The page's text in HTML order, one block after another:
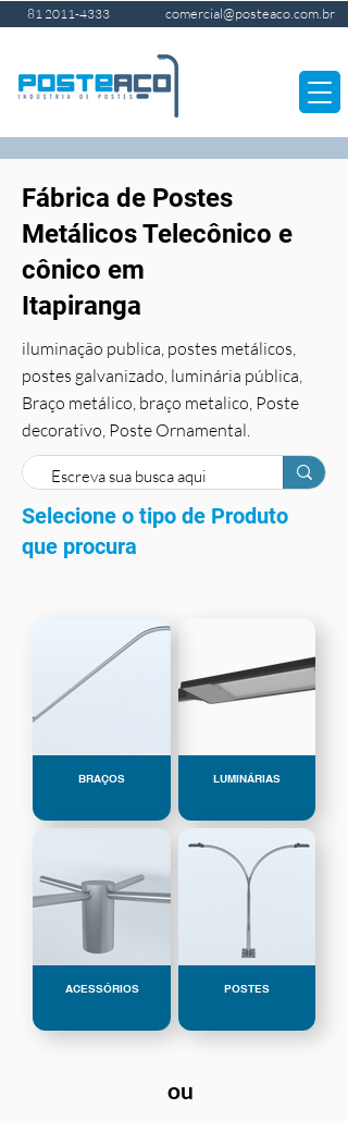
81 2011-4333 comercial@posteaco.com.br
Fábrica de Postes
Metálicos Telecônico e
cônico em
Itapiranga
iluminação publica, postes metálicos,
postes galvanizado, luminária pública,
Braço metálico, braço metalico, Poste
decorativo, Poste Ornamental.
Selecione o tipo de Produto
que procura
BRAÇOS LUMINÁRIAS
ACESSÓRIOS POSTES
ou